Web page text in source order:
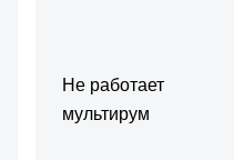
Не работает
мультирум